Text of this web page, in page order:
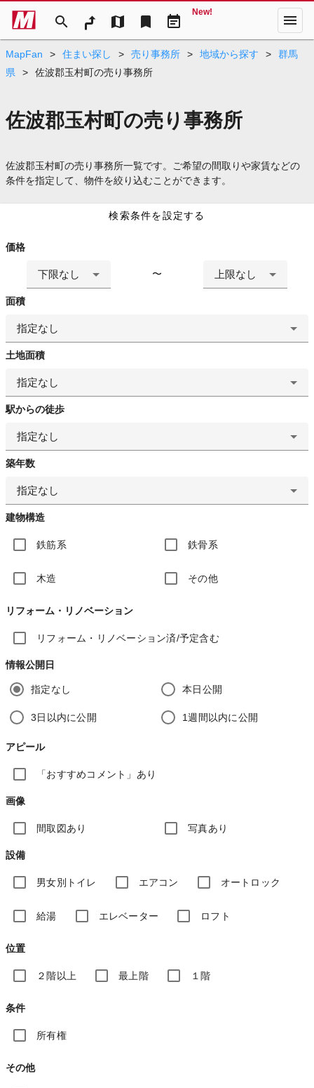
search map bookmark event_note
New! menu
MapFan > 住まい探し > 売り事務所 > 地域から探す >
群馬
県
> 佐波郡玉村町の売り事務所
佐波郡玉村町の売り事務所
佐波郡玉村町の売り事務所一覧です。ご希望の間取りや家賃などの
条件を指定して、物件を絞り込むことができます。
検索条件を設定する
価格
下限なし 〜 上限なし
面積
指定なし
土地面積
指定なし
駅からの徒歩
指定なし
築年数
指定なし
建物構造
鉄筋系 鉄骨系
木造 その他
リフォーム・リノベーション
リフォーム・リノベーション済/予定含む
情報公開日
指定なし 本日公開
3日以内に公開 1週間以内に公開
アピール
「おすすめコメント」あり
画像
間取図あり 写真あり
設備
男女別トイレ エアコン オートロック
給湯 エレベーター ロフト
位置
２階以上 最上階 １階
条件
所有権
その他